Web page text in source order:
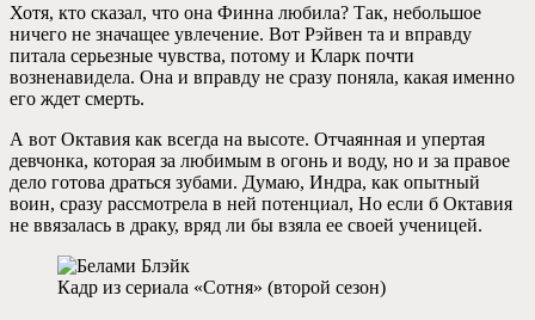
Хотя, кто сказал, что она Финна любила? Так, небольшое
ничего не значащее увлечение. Вот Рэйвен та и вправду
питала серьезные чувства, потому и Кларк почти
возненавидела. Она и вправду не сразу поняла, какая именно
его ждет смерть.
А вот Октавия как всегда на высоте. Отчаянная и упертая
девчонка, которая за любимым в огонь и воду, но и за правое
дело готова драться зубами. Думаю, Индра, как опытный
воин, сразу рассмотрела в ней потенциал, Но если б Октавия
не ввязалась в драку, вряд ли бы взяла ее своей ученицей.
Кадр из сериала «Сотня» (второй сезон)